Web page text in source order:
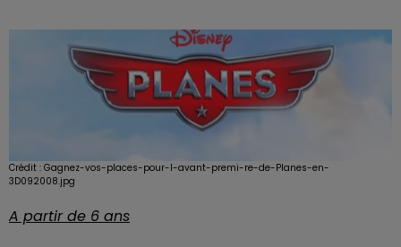
Crédit : Gagnez-vos-places-pour-l-avant-premi-re-de-Planes-en-
3D092008.jpg
A partir de 6 ans